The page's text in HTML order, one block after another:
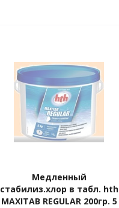
Медленный
стабилиз.хлор в табл. hth
MAXITAB REGULAR 200гр. 5